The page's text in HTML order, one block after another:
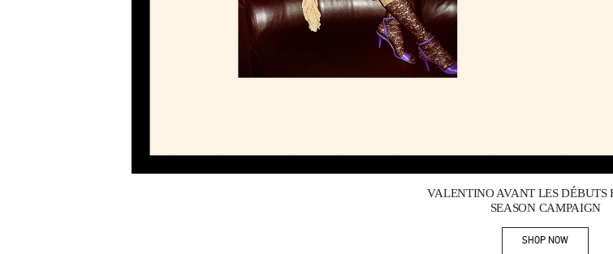
Link
VALENTINO AVANT LES DÉBUTS
SEASON CAMPAIGN
SHOP NOWLink Opens in